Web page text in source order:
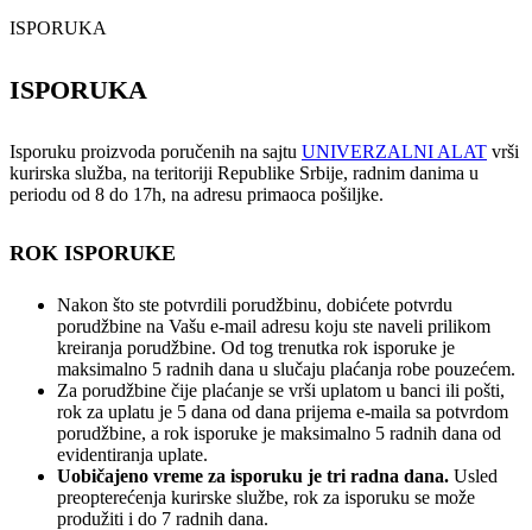
ISPORUKA
ISPORUKA
Isporuku proizvoda poručenih na sajtu UNIVERZALNI ALAT vrši
kurirska služba, na teritoriji Republike Srbije, radnim danima u
periodu od 8 do 17h, na adresu primaoca pošiljke.
ROK ISPORUKE
Nakon što ste potvrdili porudžbinu, dobićete potvrdu
porudžbine na Vašu e-mail adresu koju ste naveli prilikom
kreiranja porudžbine. Od tog trenutka rok isporuke je
maksimalno 5 radnih dana u slučaju plaćanja robe pouzećem.
Za porudžbine čije plaćanje se vrši uplatom u banci ili pošti,
rok za uplatu je 5 dana od dana prijema e-maila sa potvrdom
porudžbine, a rok isporuke je maksimalno 5 radnih dana od
evidentiranja uplate.
Uobičajeno vreme za isporuku je tri radna dana. Usled
preopterećenja kurirske službe, rok za isporuku se može
produžiti i do 7 radnih dana.